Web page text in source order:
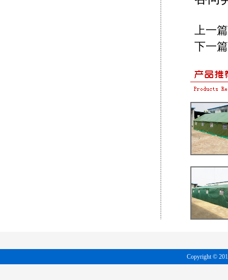
上一
下一
Copyright ©